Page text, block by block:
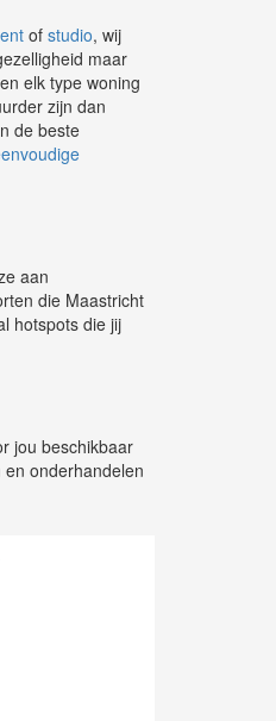
of studio, wij
maar
elk type woning
zijn dan
de beste
aan
die Maastricht
hotspots die jij
jou beschikbaar
onderhandelen